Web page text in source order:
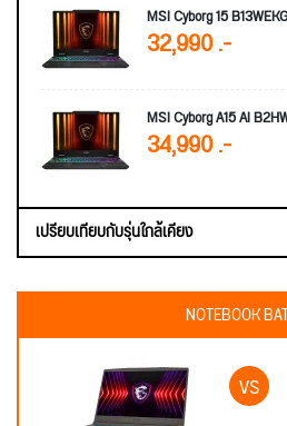
MSI Cyborg 15
32,990 .-
MSI Cyborg A15 AI
34,990 .-
เปรียบเทียบกับรุ่นใกล้เคียง
NOTEBOOK